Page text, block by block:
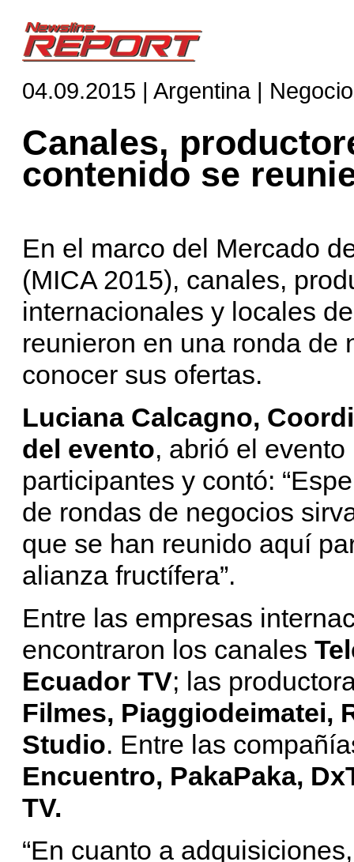
04.09.2015 | Argentina |
Canales,
contenido se
En el marco del Mercado
(MICA 2015), canales,
internacionales y locales
reunieron en una ronda de
conocer sus ofertas.
Luciana Calcagno,
del evento, abrió el
participantes y contó:
de rondas de negocios
que se han reunido aquí
alianza fructífera”.
Entre las empresas
encontraron los canales
Ecuador TV; las
Filmes, Piaggiodeimatei,
Studio. Entre las
Encuentro, PakaPaka,
TV.
“En cuanto a